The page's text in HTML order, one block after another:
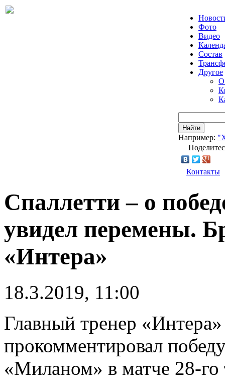
Фото
Видео
Состав
Другое
О
Найти
Например:
Контакты
Спаллетти – о
увидел перемены.
«Интера»
18.3.2019, 11:00
Главный тренер
прокомментировал
«Миланом» в матче 28-